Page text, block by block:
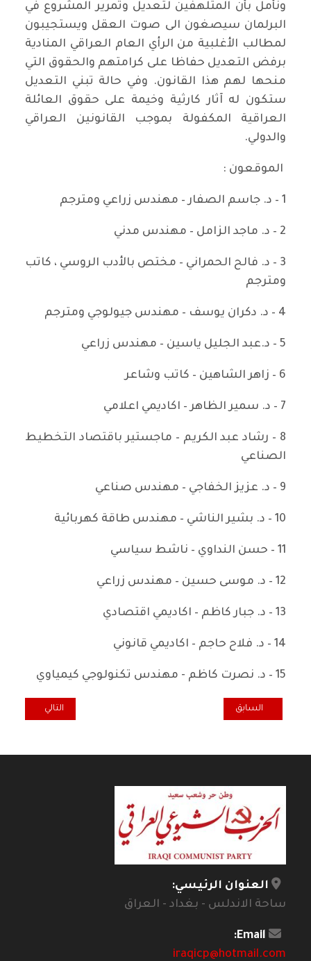
ونأمل بأن المتلهفين لتعديل وتمرير المشروع في
البرلمان سيصغون الى صوت العقل ويستجيبون
لمطالب الأغلبية من الرأي العام العراقي المنادية
برفض التعديل حفاظا على كرامتهم والحقوق التي
منحها لهم هذا القانون. وفي حالة تبني التعديل
ستكون له آثار كارثية وخيمة على حقوق العائلة
العراقية المكفولة بموجب القانونين العراقي
والدولي.
الموقعون :
1 – د. جاسم الصفار – مهندس زراعي ومترجم
2 – د. ماجد الزامل – مهندس مدني
3 – د. فالح الحمراني – مختص بالأدب الروسي ، كاتب
ومترجم
4 – د. دكران يوسف – مهندس جيولوجي ومترجم
5 – د.عبد الجليل ياسين – مهندس زراعي
6 – زاهر الشاهين – كاتب وشاعر
7 – د. سمير الظاهر – اكاديمي اعلامي
8 – رشاد عبد الكريم – ماجستير باقتصاد التخطيط
الصناعي
9 – د. عزيز الخفاجي – مهندس صناعي
10 – د. بشير الناشي – مهندس طاقة كهربائية
11 – حسن النداوي – ناشط سياسي
12 – د. موسى حسين – مهندس زراعي
13 – د. جبار كاظم – اكاديمي اقتصادي
14 – د. فلاح حاجم – اكاديمي قانوني
15 – د. نصرت كاظم - مهندس تكنولوجي كيمياوي
المقال السابق: أصوات مِن غزّة/ ميراندا مور*
السابق المقال التالي:
التالي
العنوان الرئيسي:
ساحة الاندلس - بغداد - العراق
Email:
iraqicp@hotmail.com